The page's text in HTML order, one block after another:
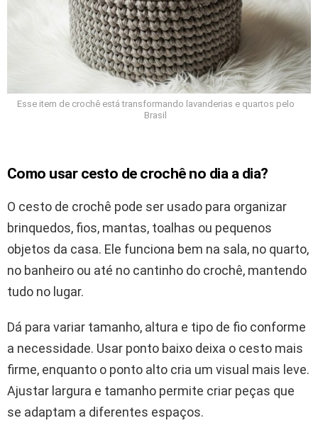
Esse item de crochê está transformando lavanderias e quartos pelo
Brasil
Como usar cesto de crochê no dia a dia?
O cesto de crochê pode ser usado para organizar
brinquedos, fios, mantas, toalhas ou pequenos
objetos da casa. Ele funciona bem na sala, no quarto,
no banheiro ou até no cantinho do crochê, mantendo
tudo no lugar.
Dá para variar tamanho, altura e tipo de fio conforme
a necessidade. Usar ponto baixo deixa o cesto mais
firme, enquanto o ponto alto cria um visual mais leve.
Ajustar largura e tamanho permite criar peças que
se adaptam a diferentes espaços.